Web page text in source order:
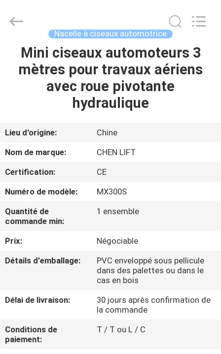
MAISON
À
PROPOS
NOUS
DE
L'USINE
CONTRÔLE
LA
QUALITÉ
MACHINERY
Nacelle à ciseaux automotrice
Mini ciseaux automoteurs 3
mètres pour travaux aériens
avec roue pivotante
hydraulique
Lieu d'origine:
Chine
Nom de marque:
CHEN LIFT
Certification:
CE
Numéro de modèle:
MX300S
Quantité de
commande min:
1 ensemble
Prix:
Négociable
Détails d'emballage:
PVC enveloppé sous pellicule
dans des palettes ou dans le
cas en bois
Délai de livraison:
30 jours après confirmation de
la commande
Conditions de
paiement:
T / T ou L / C